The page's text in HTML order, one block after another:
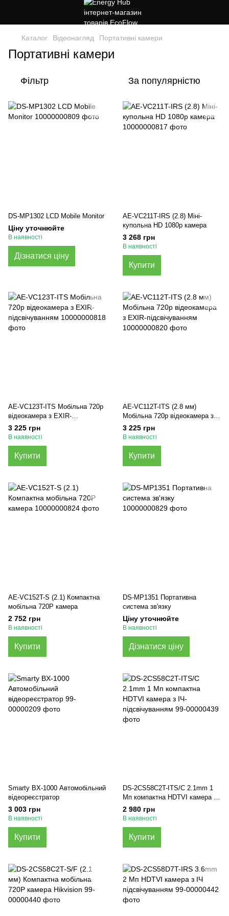
Каталог Відеонагляд Портативні камери
Портативні камери
Фільтр За популярністю
DS-MP1302 LCD Mobile Monitor
Ціну уточнюйте
В наявності
Дізнатися ціну
AE-VC211T-IRS (2.8) Міні-
купольна HD 1080p камера
3 268 грн
В наявності
Купити
AE-VC123T-ITS Мобільна 720p
відеокамера з EXIR-
підсвічуванням
3 225 грн
В наявності
Купити
AE-VC112T-ITS (2.8 мм)
Мобільна 720p відеокамера з
EXIR-підсвічуванням
3 225 грн
В наявності
Купити
AE-VC152T-S (2.1) Компактна
мобільна 720P камера
2 752 грн
В наявності
Купити
DS-MP1351 Портативна
система зв'язку
Ціну уточнюйте
В наявності
Дізнатися ціну
Smarty BX-1000 Автомобільний
відеореєстратор
3 003 грн
В наявності
Купити
DS-2CS58C2T-ITS/C 2.1mm 1
Мп компактна HDTVI камера з
ІЧ-підсвічуванням
2 980 грн
В наявності
Купити